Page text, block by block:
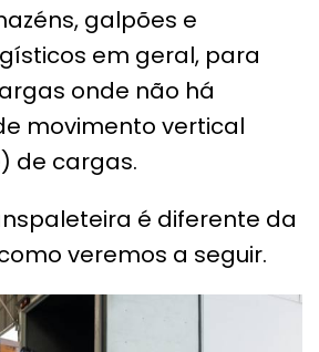
galpões e
em geral, para
onde não há
movimento vertical
de cargas.
é diferente da
veremos a seguir.